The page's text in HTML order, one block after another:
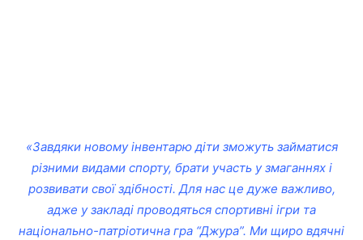
«Завдяки новому інвентарю діти зможуть займатися
різними видами спорту, брати участь у змаганнях і
розвивати свої здібності. Для нас це дуже важливо,
адже у закладі проводяться спортивні ігри та
національно-патріотична гра “Джура”. Ми щиро вдячні